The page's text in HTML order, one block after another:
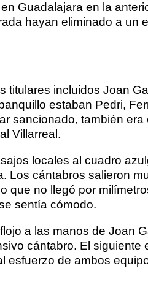
Guadalajara en la
hayan eliminado a un
incluidos Joan
estaban Pedri,
sancionado, también
Villarreal.
locales al cuadro
Los cántabros salieron
que no llegó por
sentía cómodo.
a las manos de Joan
cántabro. El siguiente
esfuerzo de ambos